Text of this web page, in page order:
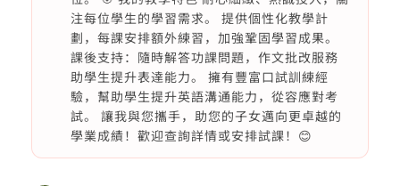
注每位學生的學習需求。 提供個性化教學計
劃，每課安排額外練習，加強鞏固學習成果。
課後支持：隨時解答功課問題，作文批改服務
助學生提升表達能力。 擁有豐富口試訓練經
驗，幫助學生提升英語溝通能力，從容應對考
試。 讓我與您攜手，助您的子女邁向更卓越的
學業成績！歡迎查詢詳情或安排試課！😊